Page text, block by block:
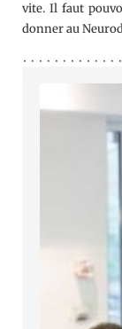
vite. Il faut
donner au